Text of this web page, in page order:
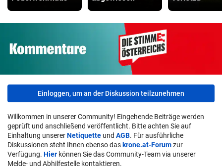
Einloggen, um an der Diskussion teilzunehmen
Willkommen in unserer Community! Eingehende Beiträge werden
geprüft und anschließend veröffentlicht. Bitte achten Sie auf
Einhaltung unsererNetiquette und AGB. Für ausführliche
Diskussionen steht Ihnen ebenso das krone.at-Forumzur
Verfügung. Hier können Sie das Community-Team via unserer
Melde- und Abhilfestelle kontaktieren.